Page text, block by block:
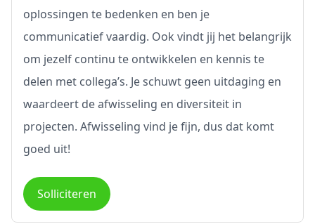
oplossingen te bedenken en ben je
communicatief vaardig. Ook vindt jij het belangrijk
om jezelf continu te ontwikkelen en kennis te
delen met collega’s. Je schuwt geen uitdaging en
waardeert de afwisseling en diversiteit in
projecten. Afwisseling vind je fijn, dus dat komt
goed uit!
Solliciteren